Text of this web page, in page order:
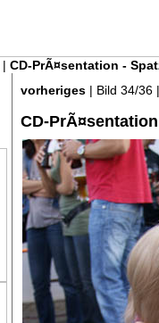
| CD-PrÃ¤sentation -
vorheriges | Bild 34/36 |
CD-